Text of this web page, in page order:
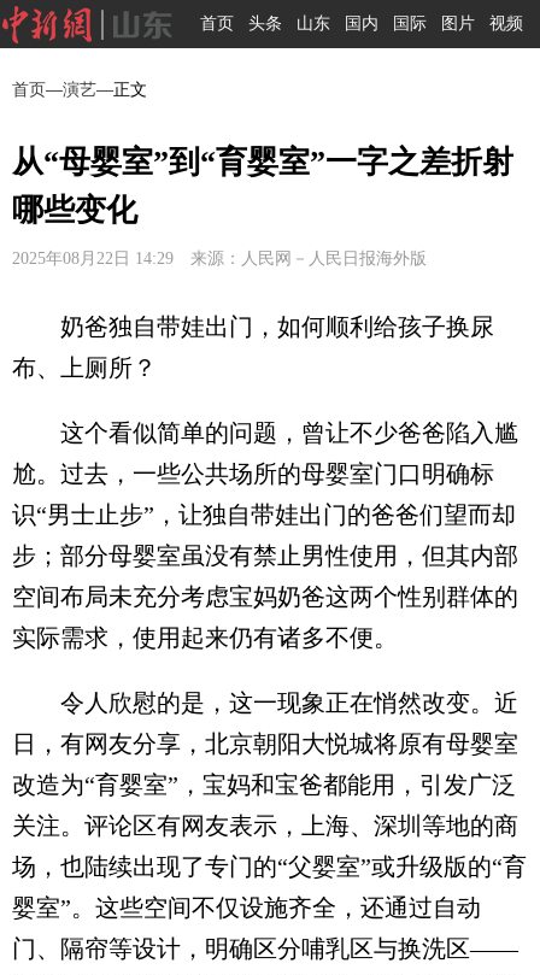
首页 头条 山东 国内 国际 图片 视频
首页—演艺—正文
从“母婴室”到“育婴室”一字之差折射
哪些变化
2025年08月22日 14:29 来源：人民网－人民日报海外版
奶爸独自带娃出门，如何顺利给孩子换尿
布、上厕所？
这个看似简单的问题，曾让不少爸爸陷入尴
尬。过去，一些公共场所的母婴室门口明确标
识“男士止步”，让独自带娃出门的爸爸们望而却
步；部分母婴室虽没有禁止男性使用，但其内部
空间布局未充分考虑宝妈奶爸这两个性别群体的
实际需求，使用起来仍有诸多不便。
令人欣慰的是，这一现象正在悄然改变。近
日，有网友分享，北京朝阳大悦城将原有母婴室
改造为“育婴室”，宝妈和宝爸都能用，引发广泛
关注。评论区有网友表示，上海、深圳等地的商
场，也陆续出现了专门的“父婴室”或升级版的“育
婴室”。这些空间不仅设施齐全，还通过自动
门、隔帘等设计，明确区分哺乳区与换洗区——